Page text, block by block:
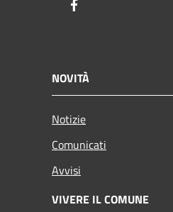
NOVITÀ
Notizie
Comunicati
Avvisi
VIVERE IL COMUNE